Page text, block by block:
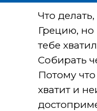
Что делать,
Грецию, но
тебе
Собирать
Потому что
хватит и